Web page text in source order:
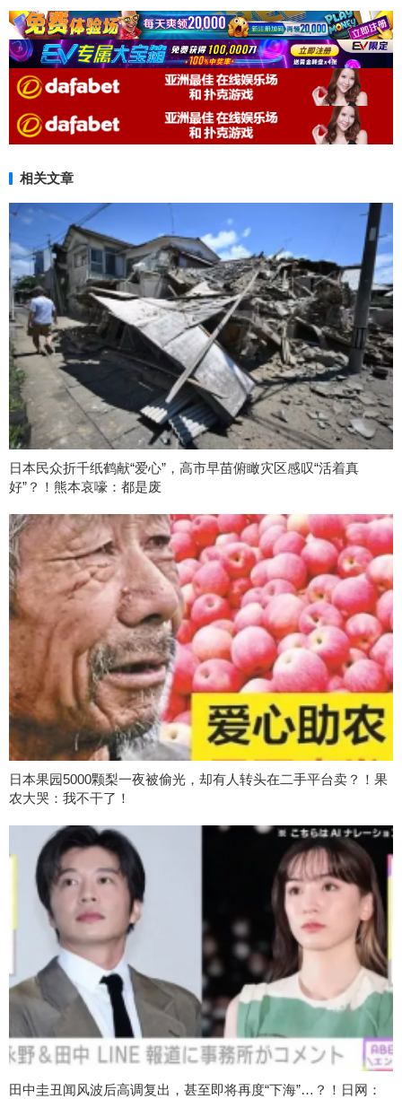
相关文章
日本民众折千纸鹤献“爱心”，高市早苗俯瞰灾区感叹“活着真
好”？！熊本哀嚎：都是废
日本果园5000颗梨一夜被偷光，却有人转头在二手平台卖？！果
农大哭：我不干了！
田中圭丑闻风波后高调复出，甚至即将再度“下海”…？！日网：